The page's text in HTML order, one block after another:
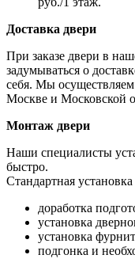
Доставка двери
При заказе двери в
задумываться о
себя. Мы
Москве и Московской
Монтаж двери
Наши специалисты
быстро.
Стандартная
доработка
установка
установка
подгонка и